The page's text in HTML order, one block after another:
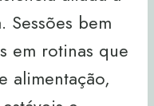
Sessões bem
em rotinas que
alimentação,